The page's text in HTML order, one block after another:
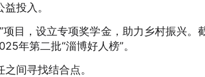
投入。
目，设立专项奖学金，助力乡村振兴。
年第二批“淄博好人榜”。
间寻找结合点。